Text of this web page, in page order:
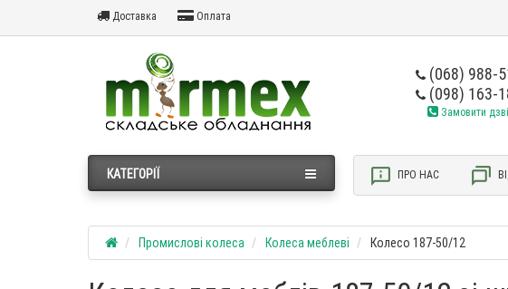
Доставка Оплата
(068) 988-
(098) 163-
Замовити
КАТЕГОРІЇ ПРО НАС
Промислові колеса Колеса меблеві Колесо 187-50/12